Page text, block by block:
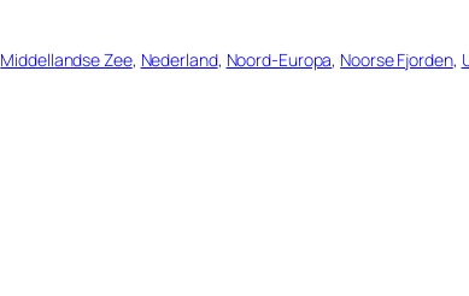
Middellandse Zee, Nederland, Noord-Europa, Noorse Fjorden,